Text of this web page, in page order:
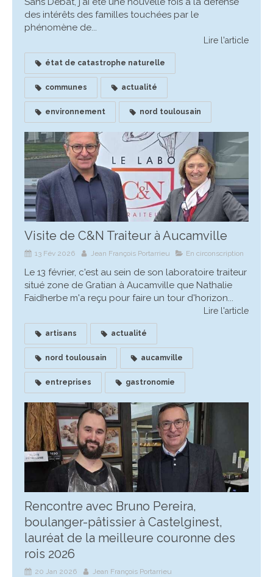
des intérêts des familles touchées par le
phénomène de...
Lire l'article
état de catastrophe naturelle
communes actualité
environnement nord toulousain
Visite de C&N Traiteur à Aucamville
13 Fév 2026 Jean François Portarrieu En circonscription
Le 13 février, c'est au sein de son laboratoire traiteur
situé zone de Gratian à Aucamville que Nathalie
Faidherbe m'a reçu pour faire un tour d'horizon...
Lire l'article
artisans actualité
nord toulousain aucamville
entreprises gastronomie
Rencontre avec Bruno Pereira,
boulanger-pâtissier à Castelginest,
lauréat de la meilleure couronne des
rois 2026
20 Jan 2026
Jean François Portarrieu